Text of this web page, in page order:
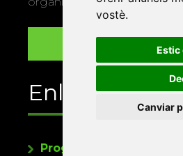
vostè.
Estic
Canviar
Enllaços
Programa de